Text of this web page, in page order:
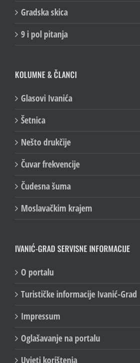
Gradska skica
9 i pol pitanja
KOLUMNE & ČLANCI
Glasovi Ivanića
Šetnica
Nešto drukčije
Čuvar frekvencije
Čudesna šuma
Moslavačkim krajem
IVANIĆ-GRAD SERVISNE INFORMACIJE
O portalu
Turističke informacije Ivanić-Grad
Impressum
Oglašavanje na portalu
Uvjeti korištenja